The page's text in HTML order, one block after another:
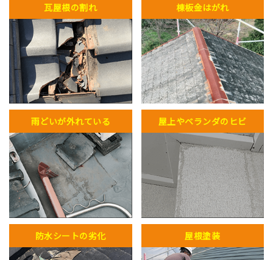
瓦屋根の割れ 棟板金はがれ
雨どいが外れている 屋上やベランダのヒビ
防水シートの劣化 屋根塗装